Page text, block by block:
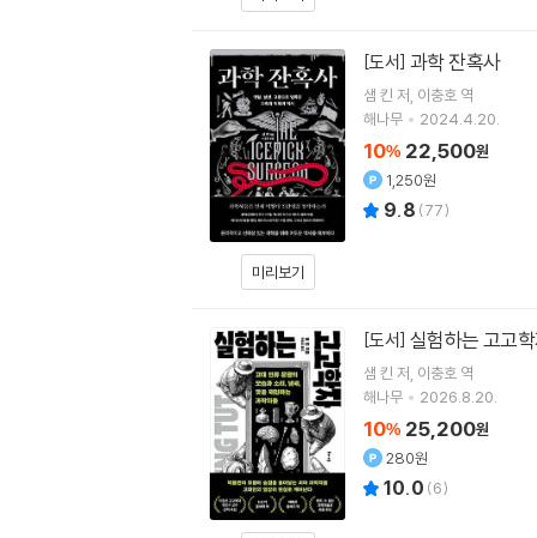
미리보기
[도서] 과학 잔혹사
샘 킨 저 이충호 역
해나무
2024.4.20.
10% 22,500원
1,250원
9.8 (77)
[도서] 실험하는 고고
샘 킨 저 이충호 역
해나무
2026.8.20.
10% 25,200원
280원
10.0 (6)